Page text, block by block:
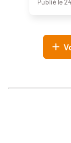
Publié le